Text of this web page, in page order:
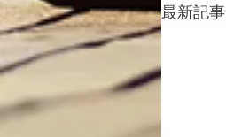
最新記事